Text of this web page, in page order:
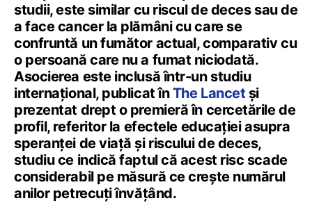
studii, este similar cu riscul de deces sau de
a face cancer la plămâni cu care se
confruntă un fumător actual, comparativ cu
o persoană care nu a fumat niciodată.
Asocierea este inclusă într-un studiu
internațional, publicat înThe Lancet și
prezentat drept o premieră în cercetările de
profil, referitor la efectele educației asupra
speranței de viață și riscului de deces,
studiu ce indică faptul că acest risc scade
considerabil pe măsură ce crește numărul
anilor petrecuți învățând.